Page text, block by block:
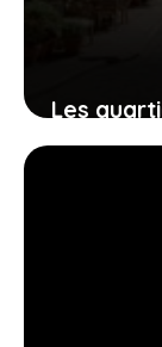
Les
analyse